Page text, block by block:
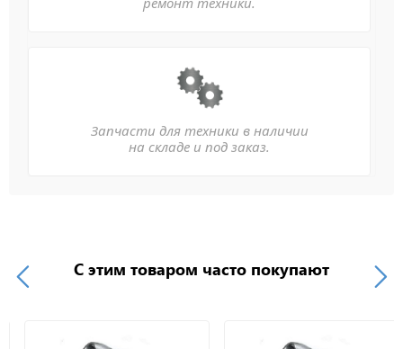
Запчасти для техники в наличии
на складе и под заказ.